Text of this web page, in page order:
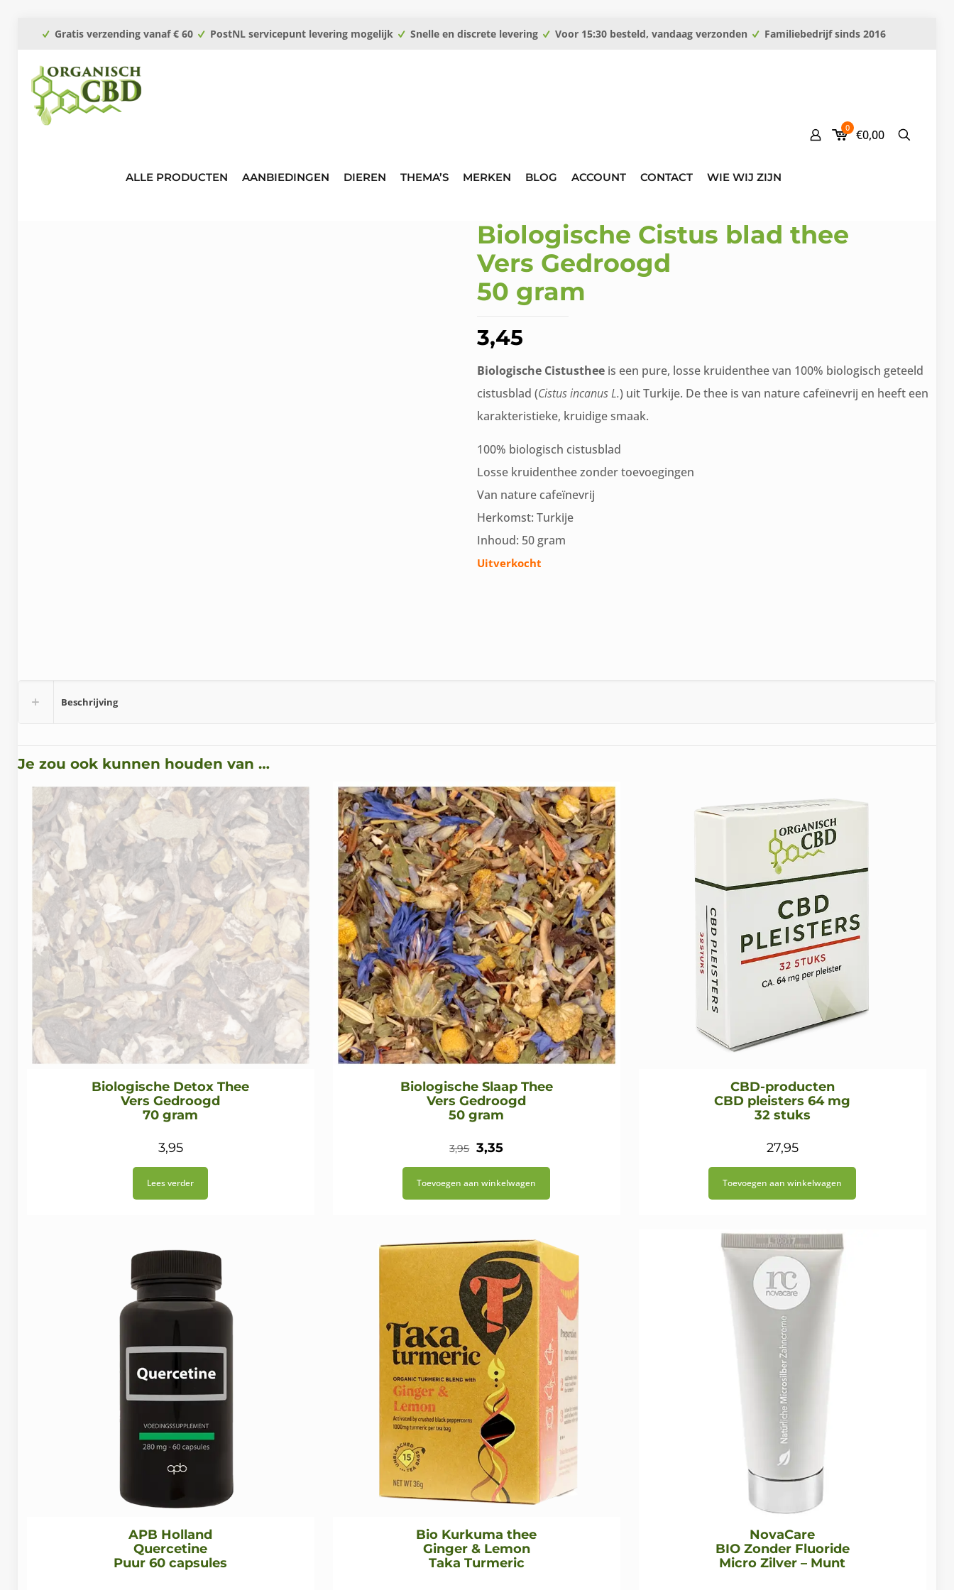
Gratis verzending vanaf € 60 PostNL servicepunt levering mogelijk Snelle en discrete levering Voor 15:30 besteld, vandaag verzonden Familiebedrijf sinds 2016
ALLE PRODUCTEN AANBIEDINGEN DIEREN THEMA’S MERKEN BLOG ACCOUNT CONTACT WIE WIJ ZIJN
0 €0,00
Biologische Cistus blad thee
Vers Gedroogd
50 gram
3,45
Biologische Cistusthee is een pure, losse kruidenthee van 100% biologisch geteeld
cistusblad (Cistus incanus L.) uit Turkije. De thee is van nature cafeïnevrij en heeft een
karakteristieke, kruidige smaak.
100% biologisch cistusblad
Losse kruidenthee zonder toevoegingen
Van nature cafeïnevrij
Herkomst: Turkije
Inhoud: 50 gram
Uitverkocht
Beschrijving
Je zou ook kunnen houden van …
Biologische Detox Thee
Vers Gedroogd
70 gram
3,95
Lees verder
Biologische Slaap Thee
Vers Gedroogd
50 gram
3,95 Oorspronkelijke
prijs
3,35Huidige
prijs
Toevoegen aan winkelwagen
CBD-producten
CBD pleisters 64 mg
32 stuks
27,95
Toevoegen aan winkelwagen
APB Holland
Quercetine
Puur 60 capsules
Bio Kurkuma thee
Ginger & Lemon
Taka Turmeric
NovaCare
BIO Zonder Fluoride
Micro Zilver – Munt